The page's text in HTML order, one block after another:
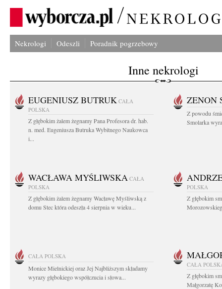
Nekrologi Odeszli Poradnik pogrzebowy
Inne nekrologi
EUGENIUSZ BUTRUK CAŁA
POLSKA
Z głębokim żalem żegnamy Pana Profesora dr. hab.
n. med. Eugeniusza Butruka Wybitnego Naukowca
i...
ZENON
Z powodu
Smolarka
WACŁAWA MYŚLIWSKA CAŁA
POLSKA
Z głębokim żalem żegnamy Wacławę Myśliwską z
domu Stec która odeszła 4 sierpnia w wieku...
POLSKA
Z głębokim
CAŁA POLSKA
Monice Mielnickiej oraz Jej Najbliższym składamy
wyrazy głębokiego współczucia i słowa...
CAŁA
Z głębokim
Małgorzatę